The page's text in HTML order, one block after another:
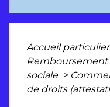
Accueil
Remboursement
sociale >
de droits